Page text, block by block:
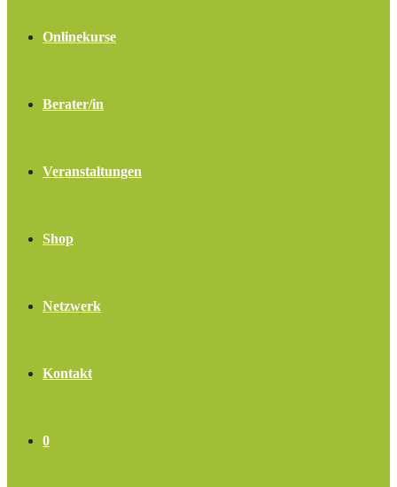
Onlinekurse
Berater/in
Veranstaltungen
Shop
Netzwerk
Kontakt
0